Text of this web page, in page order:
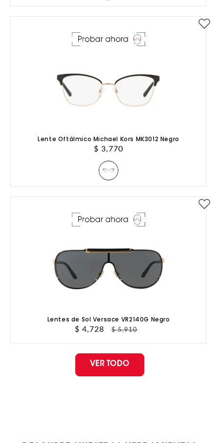
Lente Oftálmico Michael Kors MK3012 Negro
Precio
habitual
$ 3,770
Lentes de Sol Versace VR2140G Negro
Precio
oferta
$ 4,728
Precio
$ 5,910
VER TODO